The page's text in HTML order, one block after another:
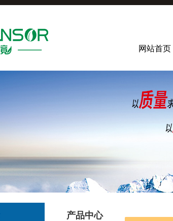
网站首页
产品中心